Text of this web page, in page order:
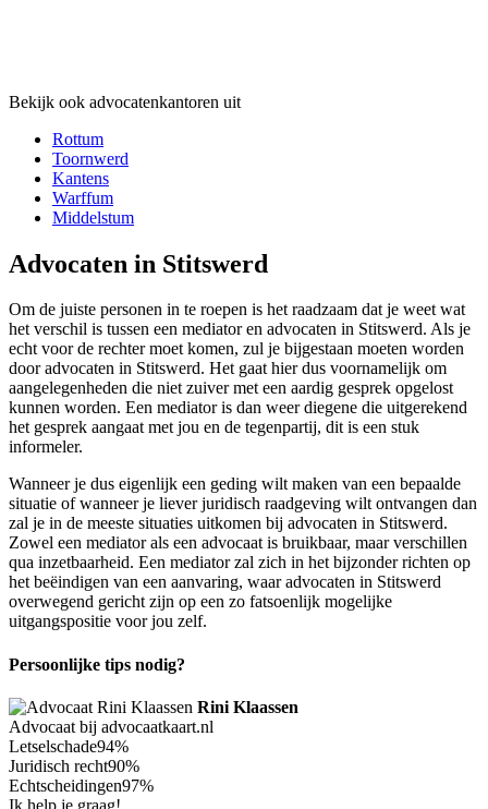
Bekijk ook advocatenkantoren uit
Rottum
Toornwerd
Kantens
Warffum
Middelstum
Advocaten in Stitswerd
Om de juiste personen in te roepen is het raadzaam dat je weet wat
het verschil is tussen een mediator en advocaten in Stitswerd. Als je
echt voor de rechter moet komen, zul je bijgestaan moeten worden
door advocaten in Stitswerd. Het gaat hier dus voornamelijk om
aangelegenheden die niet zuiver met een aardig gesprek opgelost
kunnen worden. Een mediator is dan weer diegene die uitgerekend
het gesprek aangaat met jou en de tegenpartij, dit is een stuk
informeler.
Wanneer je dus eigenlijk een geding wilt maken van een bepaalde
situatie of wanneer je liever juridisch raadgeving wilt ontvangen dan
zal je in de meeste situaties uitkomen bij advocaten in Stitswerd.
Zowel een mediator als een advocaat is bruikbaar, maar verschillen
qua inzetbaarheid. Een mediator zal zich in het bijzonder richten op
het beëindigen van een aanvaring, waar advocaten in Stitswerd
overwegend gericht zijn op een zo fatsoenlijk mogelijke
uitgangspositie voor jou zelf.
Persoonlijke tips nodig?
Rini Klaassen
Advocaat bij advocaatkaart.nl
Letselschade94%
Juridisch recht90%
Echtscheidingen97%
Ik help je graag!